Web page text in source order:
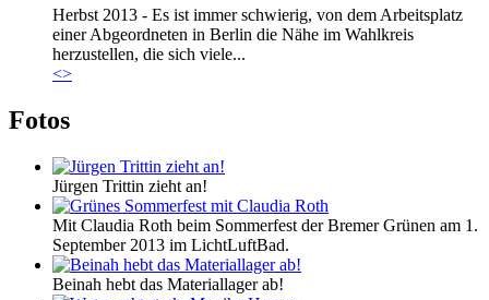
Marie_und_Wahlkreis.jpg
Herbst 2013 - Es ist immer schwierig, von dem Arbeitsplatz
einer Abgeordneten in Berlin die Nähe im Wahlkreis
herzustellen, die sich viele...
<>
Fotos
Jürgen Trittin zieht an!
Mit Claudia Roth beim Sommerfest der Bremer Grünen am 1.
September 2013 im LichtLuftBad.
Beinah hebt das Materiallager ab!